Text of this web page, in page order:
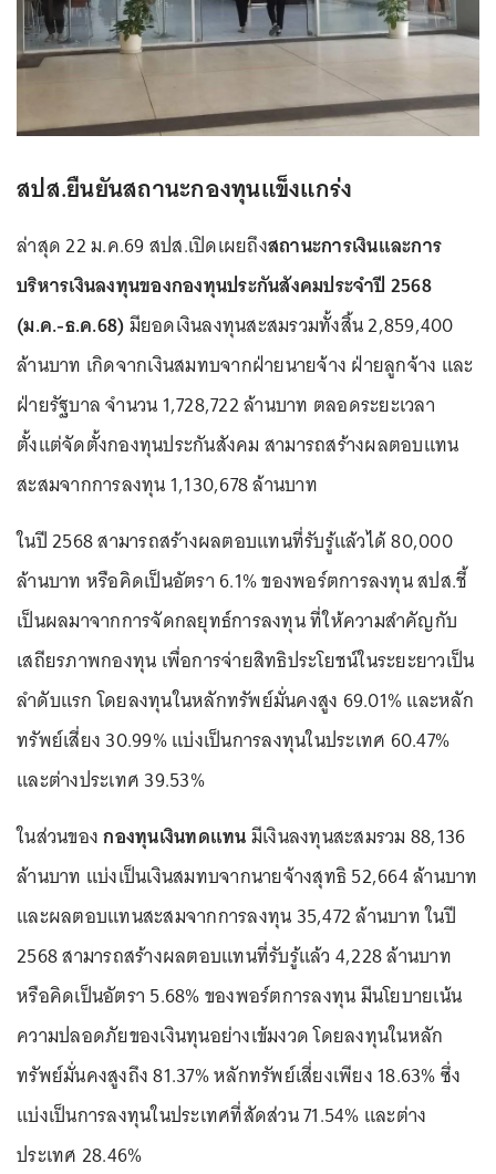
สปส.ยืนยันสถานะกองทุนแข็งแกร่ง
ล่าสุด 22 ม.ค.69 สปส.เปิดเผยถึงสถานะการเงินและการ
บริหารเงินลงทุนของกองทุนประกันสังคมประจำปี 2568
(ม.ค.-ธ.ค.68)มียอดเงินลงทุนสะสมรวมทั้งสิ้น 2,859,400
ล้านบาท เกิดจากเงินสมทบจากฝ่ายนายจ้าง ฝ่ายลูกจ้าง และ
ฝ่ายรัฐบาล จำนวน 1,728,722 ล้านบาท ตลอดระยะเวลา
ตั้งแต่จัดตั้งกองทุนประกันสังคม สามารถสร้างผลตอบแทน
สะสมจากการลงทุน 1,130,678 ล้านบาท
ในปี 2568 สามารถสร้างผลตอบแทนที่รับรู้แล้วได้ 80,000
ล้านบาท หรือคิดเป็นอัตรา 6.1% ของพอร์ตการลงทุน สปส.ชี้
เป็นผลมาจากการจัดกลยุทธ์การลงทุน ที่ให้ความสำคัญกับ
เสถียรภาพกองทุน เพื่อการจ่ายสิทธิประโยชน์ในระยะยาวเป็น
ลำดับแรก โดยลงทุนในหลักทรัพย์มั่นคงสูง 69.01% และหลัก
ทรัพย์เสี่ยง 30.99% แบ่งเป็นการลงทุนในประเทศ 60.47%
และต่างประเทศ 39.53%
ในส่วนของกองทุนเงินทดแทนมีเงินลงทุนสะสมรวม 88,136
ล้านบาท แบ่งเป็นเงินสมทบจากนายจ้างสุทธิ 52,664 ล้านบาท
และผลตอบแทนสะสมจากการลงทุน 35,472 ล้านบาท ในปี
2568 สามารถสร้างผลตอบแทนที่รับรู้แล้ว 4,228 ล้านบาท
หรือคิดเป็นอัตรา 5.68% ของพอร์ตการลงทุน มีนโยบายเน้น
ความปลอดภัยของเงินทุนอย่างเข้มงวด โดยลงทุนในหลัก
ทรัพย์มั่นคงสูงถึง 81.37% หลักทรัพย์เสี่ยงเพียง 18.63% ซึ่ง
แบ่งเป็นการลงทุนในประเทศที่สัดส่วน 71.54% และต่าง
ประเทศ 28.46%